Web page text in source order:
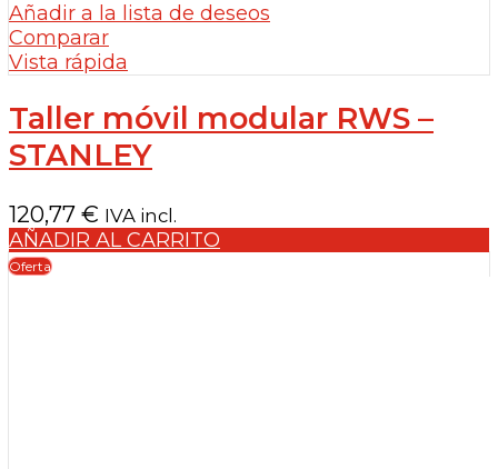
Añadir a la lista de deseos
Comparar
Vista rápida
Taller móvil modular RWS –
STANLEY
120,77 € IVA incl.
AÑADIR AL CARRITO
Oferta